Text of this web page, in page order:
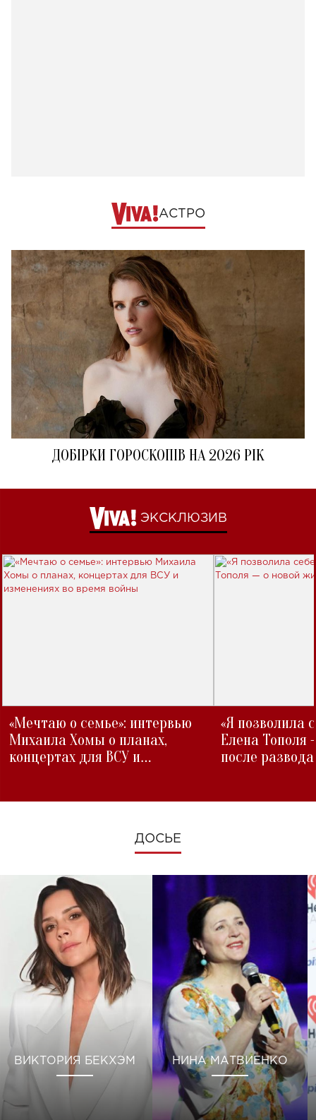
АСТРО
ДОБІРКИ ГОРОСКОПІВ НА 2026 РІК
ЭКСКЛЮЗИВ
«Мечтаю о семье»: интервью
Михаила Хомы о планах,
концертах для ВСУ и
«Я позволила
Елена Тополя
после развода
ДОСЬЕ
ВИКТОРИЯ БЕКХЭМ НИНА МАТВИЕНКО